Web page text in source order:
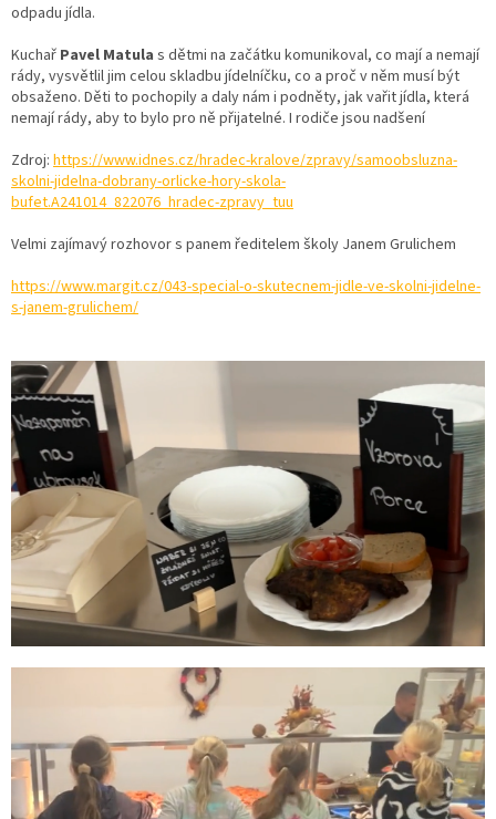
odpadu jídla.
Kuchař Pavel Matula s dětmi na začátku komunikoval, co mají a nemají
rády, vysvětlil jim celou skladbu jídelníčku, co a proč v něm musí být
obsaženo. Děti to pochopily a daly nám i podněty, jak vařit jídla, která
nemají rády, aby to bylo pro ně přijatelné. I rodiče jsou nadšení
Zdroj: https://www.idnes.cz/hradec-kralove/zpravy/samoobsluzna-
skolni-jidelna-dobrany-orlicke-hory-skola-
bufet.A241014_822076_hradec-zpravy_tuu
Velmi zajímavý rozhovor s panem ředitelem školy Janem Grulichem
https://www.margit.cz/043-special-o-skutecnem-jidle-ve-skolni-jidelne-
s-janem-grulichem/